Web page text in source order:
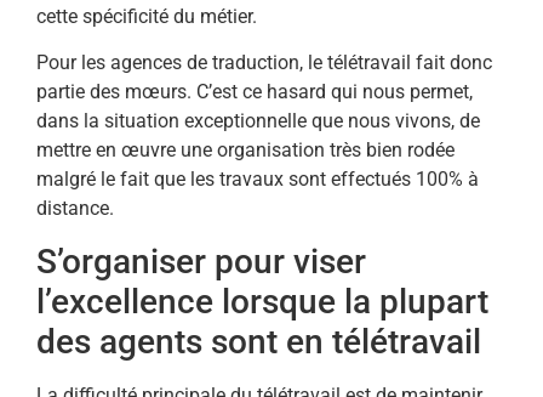
cette spécificité du métier.
Pour les agences de traduction, le télétravail fait donc
partie des mœurs. C’est ce hasard qui nous permet,
dans la situation exceptionnelle que nous vivons, de
mettre en œuvre une organisation très bien rodée
malgré le fait que les travaux sont effectués 100% à
distance.
S’organiser pour viser
l’excellence lorsque la plupart
des agents sont en télétravail